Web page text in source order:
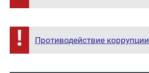
Противодействие коррупции